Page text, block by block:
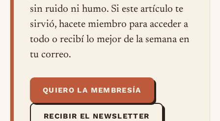
sin ruido ni humo. Si este artículo te
sirvió, hacete miembro para acceder a
todo o recibí lo mejor de la semana en
tu correo.
QUIERO LA MEMBRESÍA
RECIBIR EL NEWSLETTER